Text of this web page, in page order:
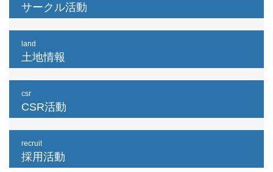
サークル活動
land
土地情報
csr
CSR活動
recruit
採用活動